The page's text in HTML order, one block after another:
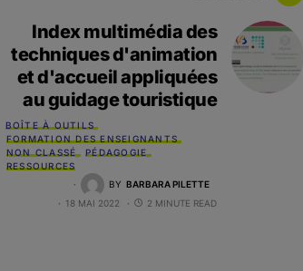
Index multimédia des
techniques d'animation
et d'accueil appliquées
au guidage touristique
BOÎTE À OUTILS
FORMATION DES ENSEIGNANTS
NON CLASSÉ
PÉDAGOGIE
RESSOURCES
BY BARBARA PILETTE
18 MAI 2022
2 MINUTE READ